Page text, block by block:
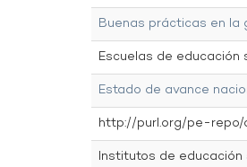
Buenas prácticas en la
Escuelas de educación
Estado de avance
http://purl.org/pe-repo/
Institutos de educación